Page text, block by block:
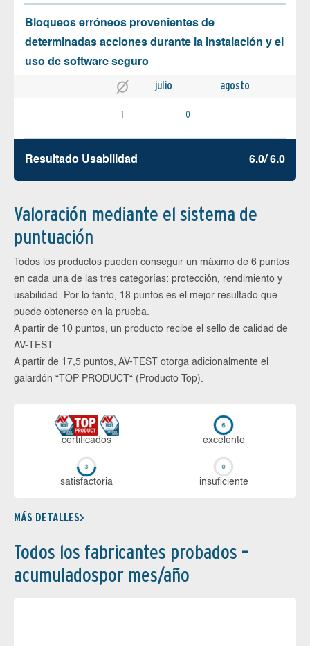
Bloqueos erróneos provenientes de
determinadas acciones durante la instalación y el
uso de software seguro
julio agosto
1 0
Resultado Usabilidad 6.0/ 6.0
Valoración mediante el sistema de
puntuación
Todos los productos pueden conseguir un máximo de 6 puntos
en cada una de las tres categorías: protección, rendimiento y
usabilidad. Por lo tanto, 18 puntos es el mejor resultado que
puede obtenerse en la prueba.
A partir de 10 puntos, un producto recibe el sello de calidad de
AV-TEST.
A partir de 17,5 puntos, AV-TEST otorga adicionalmente el
galardón “TOP PRODUCT“ (Producto Top).
certi­ficados ex­ce­len­te
sa­tis­fac­to­ria in­su­fi­cien­te
MÁS DETALLES
Todos los fabricantes probados –
acumuladospor mes/año